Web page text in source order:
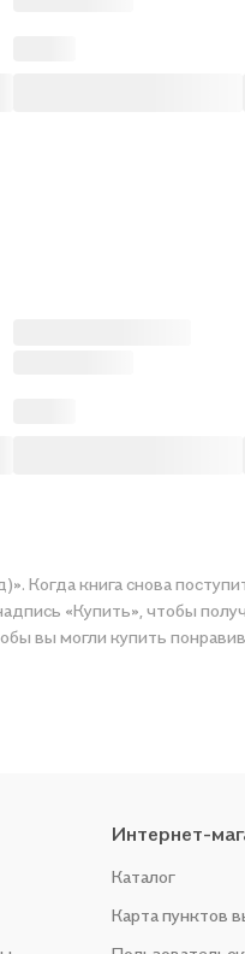
Когда книга снова
«Купить», чтобы
вы могли купить
Интернет-
Каталог
Карта пунктов